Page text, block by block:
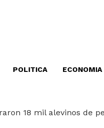
POLITICA ECONOMIA